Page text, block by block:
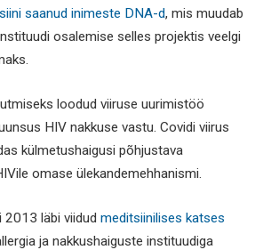
saanud inimeste DNA-d, mis muudab
osalemise selles projektis veelgi
loodud viiruse uurimistöö
HIV nakkuse vastu. Covidi viirus
külmetushaigusi põhjustava
omase ülekandemehhanismi.
läbi viidud meditsiinilises katses
ja nakkushaiguste instituudiga